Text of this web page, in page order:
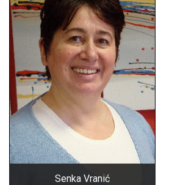
Senka Vranić